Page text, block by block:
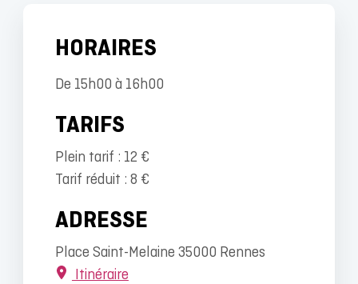
HORAIRES
De 15h00 à 16h00
TARIFS
Plein tarif : 12 €
Tarif réduit : 8 €
ADRESSE
Place Saint-Melaine 35000 Rennes
Itinéraire